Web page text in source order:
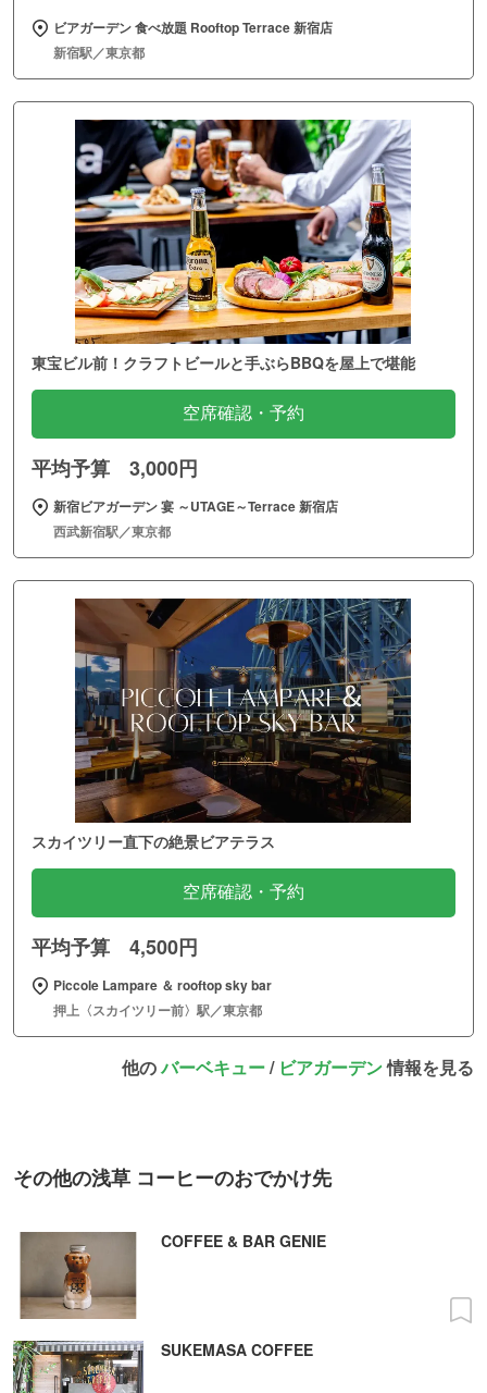
ビアガーデン 食べ放題 Rooftop Terrace 新宿店
新宿駅／東京都
東宝ビル前！クラフトビールと手ぶらBBQを屋上で堪能
空席確認・予約
平均予算 3,000円
新宿ビアガーデン 宴 ～UTAGE～Terrace 新宿店
西武新宿駅／東京都
スカイツリー直下の絶景ビアテラス
空席確認・予約
平均予算 4,500円
Piccole Lampare ＆ rooftop sky bar
押上〈スカイツリー前〉駅／東京都
他のバーベキュー/ ビアガーデン情報を見る
その他の浅草 コーヒーのおでかけ先
COFFEE & BAR GENIE
SUKEMASA COFFEE